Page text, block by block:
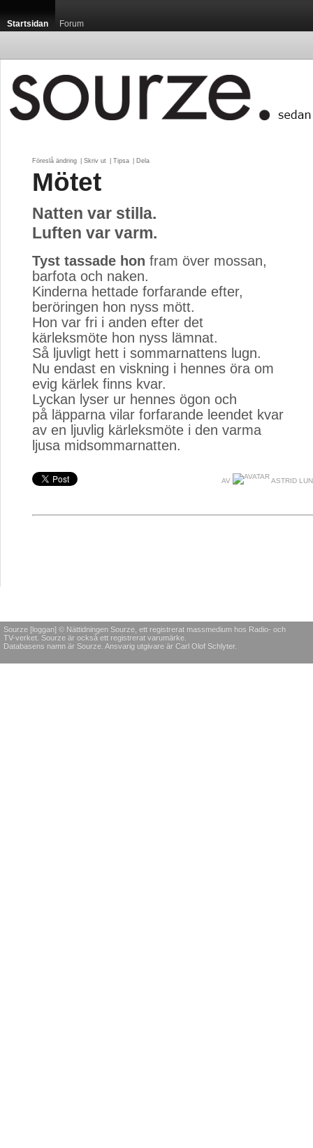
Startsidan Forum
Föreslå ändring Skriv ut Tipsa Dela
Mötet
Natten var stilla.
Luften var varm.
Tyst tassade hon fram över mossan,
barfota och naken.
Kinderna hettade forfarande efter,
beröringen hon nyss mött.
Hon var fri i anden efter det
kärleksmöte hon nyss lämnat.
Så ljuvligt hett i sommarnattens lugn.
Nu endast en viskning i hennes öra om
evig kärlek finns kvar.
Lyckan lyser ur hennes ögon och
på läpparna vilar forfarande leendet kvar
av en ljuvlig kärleksmöte i den varma
ljusa midsommarnatten.
AV ASTRID
Sourze [loggan] © Nättidningen Sourze, ett registrerat massmedium hos Radio- och
TV-verket. Sourze är också ett registrerat varumärke.
Databasens namn är Sourze. Ansvarig utgivare är Carl Olof Schlyter.